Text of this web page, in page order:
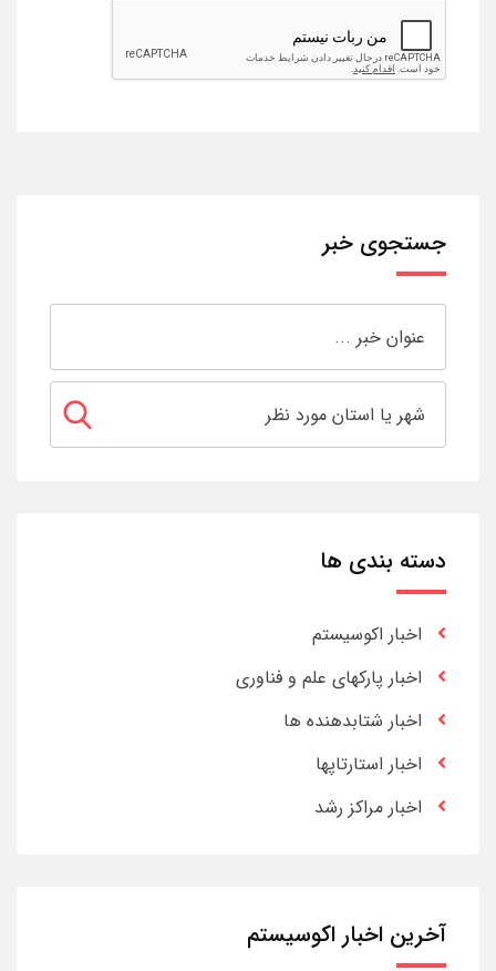
جستجوی خبر
دسته بندی ها
اخبار اکوسیستم
اخبار پارکهای علم و فناوری
اخبار شتابدهنده ها
اخبار استارتاپها
اخبار مراکز رشد
آخرین اخبار اکوسیستم